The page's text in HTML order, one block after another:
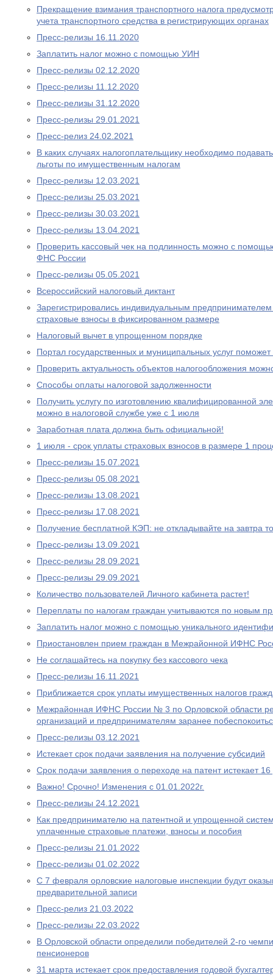
Прекращение взимания транспортного налога
учета транспортного средства в регистрирующих органах
Пресс-релизы 16.11.2020
Заплатить налог можно с помощью УИН
Пресс-релизы 02.12.2020
Пресс-релизы 11.12.2020
Пресс-релизы 31.12.2020
Пресс-релизы 29.01.2021
Пресс-релиз 24.02.2021
В каких случаях налогоплательщику необходимо
льготы по имущественным налогам
Пресс-релизы 12.03.2021
Пресс-релизы 25.03.2021
Пресс-релизы 30.03.2021
Пресс-релизы 13.04.2021
Проверить кассовый чек на подлинность можно с
ФНС России
Пресс-релизы 05.05.2021
Всероcсийский налоговый диктант
Зарегистрировались индивидуальным
страховые взносы в фиксированном размере
Налоговый вычет в упрощенном порядке
Портал государственных и муниципальных услуг
Проверить актуальность объектов налогообложения
Способы оплаты налоговой задолженности
Получить услугу по изготовлению квалифицированной
можно в налоговой службе уже с 1 июля
Заработная плата должна быть официальной!
1 июля - срок уплаты страховых взносов в размере 1
Пресс-релизы 15.07.2021
Пресс-релизы 05.08.2021
Пресс-релизы 13.08.2021
Пресс-релизы 17.08.2021
Получение бесплатной КЭП: не откладывайте на завтра
Пресс-релизы 13.09.2021
Пресс-релизы 28.09.2021
Пресс-релизы 29.09.2021
Количество пользователей Личного кабинета растет!
Переплаты по налогам граждан учитываются по новым
Заплатить налог можно с помощью уникального
Приостановлен прием граждан в Межрайонной ИФНС
Не соглашайтесь на покупку без кассового чека
Пресс-релизы 16.11.2021
Приближается срок уплаты имущественных налогов
Межрайонная ИФНС России № 3 по Орловской области
организаций и предпринимателям заранее
Пресс-релизы 03.12.2021
Истекает срок подачи заявления на получение субсидий
Срок подачи заявления о переходе на патент истекает
Важно! Срочно! Изменения с 01.01.2022г.
Пресс-релизы 24.12.2021
Как предпринимателю на патентной и упрощенной
уплаченные страховые платежи, взносы и пособия
Пресс-релизы 21.01.2022
Пресс-релизы 01.02.2022
С 7 февраля орловские налоговые инспекции будут
предварительной записи
Пресс-релиз 21.03.2022
Пресс-релизы 22.03.2022
В Орловской области определили победителей 2-го
пенсионеров
31 марта истекает срок предоставления годовой